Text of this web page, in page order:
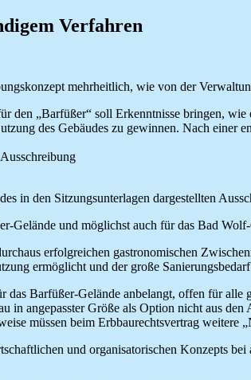
Verfahren
mehrheitlich, wie von der
den „Barfüßer“ soll Erkenntnisse bringen,
des Gebäudes zu gewinnen. Nach einer
in den Sitzungsunterlagen dargestellten
Gelände und möglichst auch für das Bad
erfolgreichen gastronomischen
ermöglicht und der große
Barfüßer-Gelände anbelangt, offen für
in angepasster Größe als Option nicht aus
müssen beim Erbbaurechtsvertrag weitere
und organisatorischen Konzepts